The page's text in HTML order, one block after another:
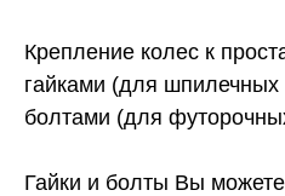
Крепление колес к
гайками (для шпилечных
болтами (для
Гайки и болты Вы